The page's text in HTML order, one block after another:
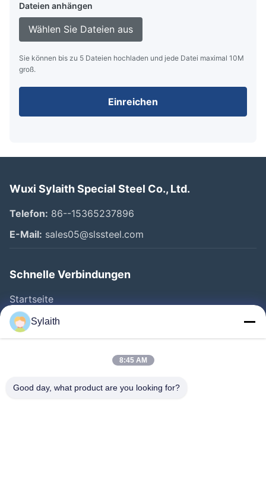
Dateien anhängen
Wählen Sie Dateien aus
Sie können bis zu 5 Dateien hochladen und jede Datei maximal 10M
groß.
Einreichen
Wuxi Sylaith Special Steel Co., Ltd.
Telefon: 86--15365237896
E-Mail: sales05@slssteel.com
Schnelle Verbindungen
Startseite
Produkte
Videos
Fabrik Tour
Sylaith
8:45 AM
Good day, what product are you looking for?